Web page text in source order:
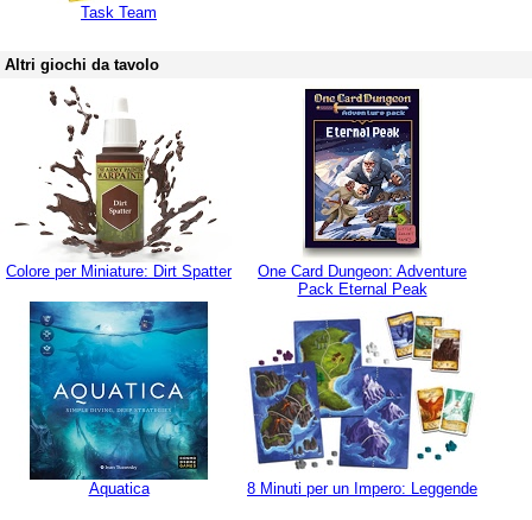
Task Team
Altri giochi da tavolo
Colore per Miniature: Dirt Spatter
One Card Dungeon: Adventure
Pack Eternal Peak
Aquatica 8 Minuti per un Impero: Leggende